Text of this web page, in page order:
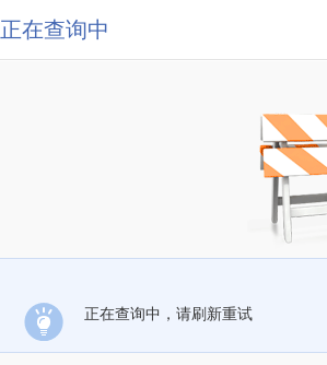
正在查询中
正在查询中，请刷新重试